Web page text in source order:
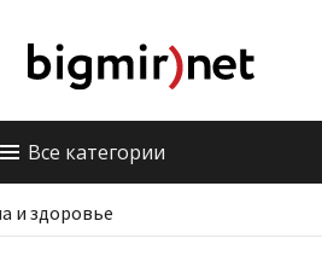
Все категории
и здоровье